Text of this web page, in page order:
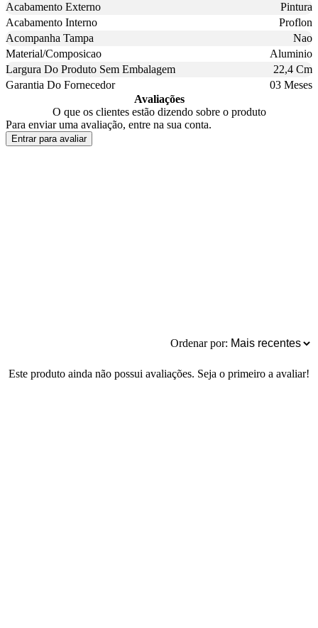
Acabamento Externo
Pintura
Acabamento Interno
Proflon
Acompanha Tampa
Nao
Material/Composicao
Aluminio
Largura Do Produto Sem Embalagem
22,4 Cm
Garantia Do Fornecedor
03 Meses
Avaliações
O que os clientes estão dizendo sobre o produto
Para enviar uma avaliação, entre na sua conta.
Entrar para avaliar
Ordenar por:
Este produto ainda não possui avaliações. Seja o primeiro a avaliar!